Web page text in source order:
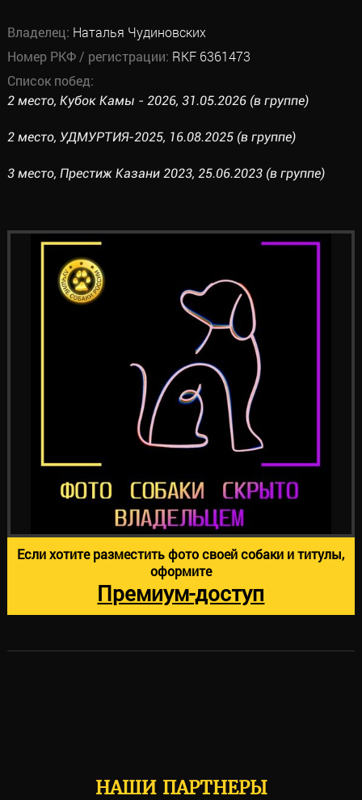
Владелец: Наталья Чудиновских
Номер РКФ / регистрации: RKF 6361473
Список побед:
2 место, Кубок Камы - 2026, 31.05.2026 (в группе)
2 место, УДМУРТИЯ-2025, 16.08.2025 (в группе)
3 место, Престиж Казани 2023, 25.06.2023 (в группе)
Если хотите разместить фото своей собаки и титулы,
оформите
Премиум-доступ
НАШИ ПАРТНЕРЫ